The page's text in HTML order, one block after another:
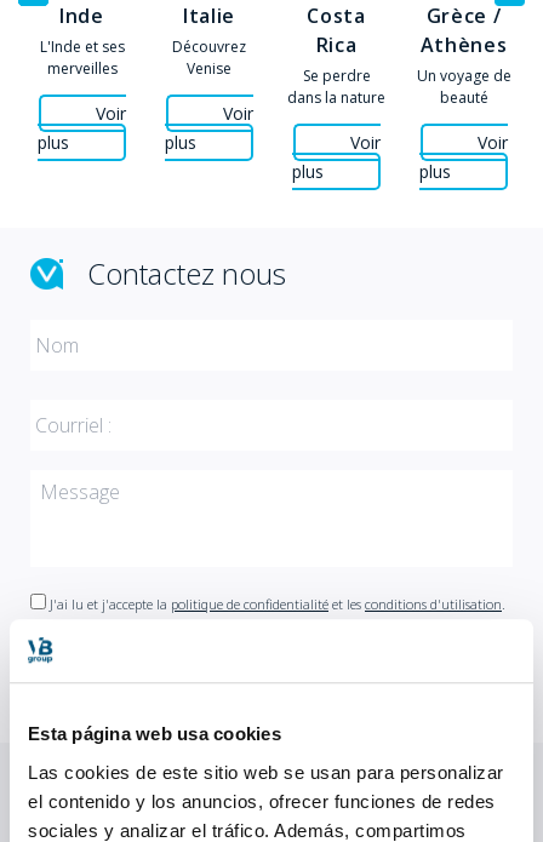
Esta página web usa cookies
Las cookies de este sitio web se usan para personalizar
el contenido y los anuncios, ofrecer funciones de redes
sociales y analizar el tráfico. Además, compartimos
Inde
L'Inde et ses
merveilles
Voir
plus
Italie
Découvrez
Venise
Voir
plus
Costa
Rica
Se perdre
dans la nature
Voir
plus
Grèce /
Athènes
Un voyage de
beauté
Voir
plus
Contactez nous
J'ai lu et j'accepte la politique de confidentialité et les conditions d'utilisation.